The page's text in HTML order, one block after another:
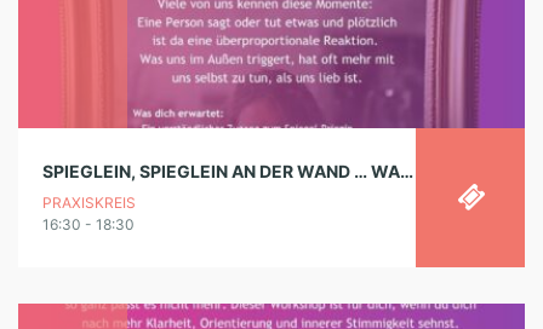
SPIEGLEIN, SPIEGLEIN AN DER WAND … WARUM REGT SIE MICH SO AUF? – WORKSHOP
PRAXISKREIS
16:30 - 18:30